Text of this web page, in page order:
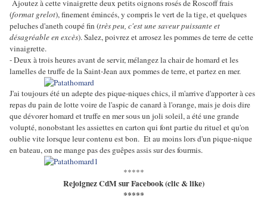
Ajoutez à cette vinaigrette deux petits oignons rosés de Roscoff frais
(format grelot), finement émincés, y compris le vert de la tige, et quelques
peluches d'aneth coupé fin (très peu, c'est une saveur puissante et
désagréable en excès). Salez, poivrez et arrosez les pommes de terre de cette
vinaigrette.
- Deux à trois heures avant de servir, mélangez la chair de homard et les
lamelles de truffe de la Saint-Jean aux pommes de terre, et partez en mer.
J'ai toujours été un adepte des pique-niques chics, il m'arrive d'apporter à ces
repas du pain de lotte voire de l'aspic de canard à l'orange, mais je dois dire
que dévorer homard et truffe en mer sous un joli soleil, a été une grande
volupté, nonobstant les assiettes en carton qui font partie du rituel et qu'on
oublie vite lorsque leur contenu est bon. Et au moins lors d'un pique-nique
en bateau, on ne mange pas des guêpes assis sur des fourmis.
*****
Rejoignez CdM sur Facebook (clic & like)
*****